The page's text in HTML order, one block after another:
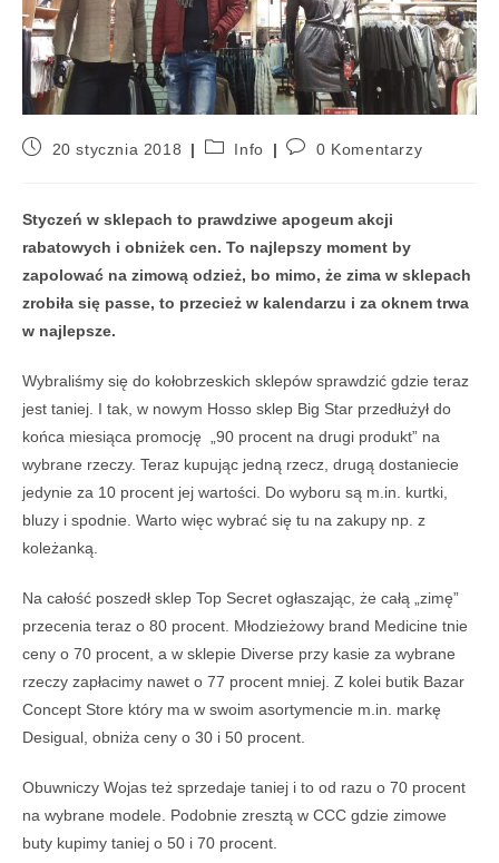
20 stycznia 2018 Info 0 Komentarzy
Styczeń w sklepach to prawdziwe apogeum akcji
rabatowych i obniżek cen. To najlepszy moment by
zapolować na zimową odzież, bo mimo, że zima w sklepach
zrobiła się passe, to przecież w kalendarzu i za oknem trwa
w najlepsze.
Wybraliśmy się do kołobrzeskich sklepów sprawdzić gdzie teraz
jest taniej. I tak, w nowym Hosso sklep Big Star przedłużył do
końca miesiąca promocję „90 procent na drugi produkt” na
wybrane rzeczy. Teraz kupując jedną rzecz, drugą dostaniecie
jedynie za 10 procent jej wartości. Do wyboru są m.in. kurtki,
bluzy i spodnie. Warto więc wybrać się tu na zakupy np. z
koleżanką.
Na całość poszedł sklep Top Secret ogłaszając, że całą „zimę”
przecenia teraz o 80 procent. Młodzieżowy brand Medicine tnie
ceny o 70 procent, a w sklepie Diverse przy kasie za wybrane
rzeczy zapłacimy nawet o 77 procent mniej. Z kolei butik Bazar
Concept Store który ma w swoim asortymencie m.in. markę
Desigual, obniża ceny o 30 i 50 procent.
Obuwniczy Wojas też sprzedaje taniej i to od razu o 70 procent
na wybrane modele. Podobnie zresztą w CCC gdzie zimowe
buty kupimy taniej o 50 i 70 procent.